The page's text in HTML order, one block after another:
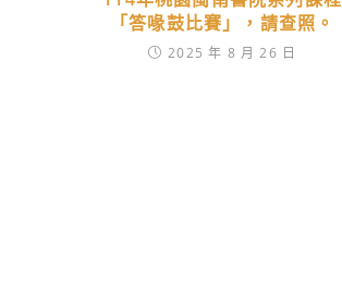
「答喙鼓比賽」，請查照。
2025 年 8 月 26 日